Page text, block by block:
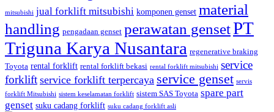
mitsubishi jual forklift mitsubishi komponen genset material
handling pengadaan genset perawatan gensetPT
Triguna Karya Nusantara regenerative braking
Toyota rental forklift rental forklift bekasi rental forklift mitsubishi service
forklift service forklift terpercaya service genset servis
forklift Mitsubishi sistem keselamatan forklift sistem SAS Toyota spare part
genset suku cadang forklift suku cadang forklift asli